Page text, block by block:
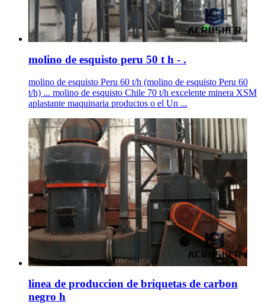
molino de esquisto peru 50 t h - .
molino de esquisto Peru 60 t/h (molino de esquisto Peru 60
t/h) ... molino de esquisto Chile 70 t/h excelente minera XSM
aplastante maquinaria productos o el Un ...
linea de produccion de briquetas de carbon
negro h